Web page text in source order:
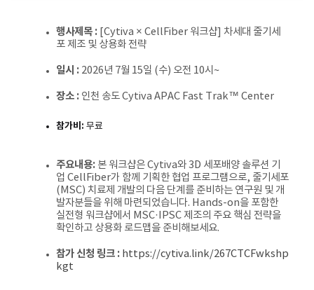
행사제목 : [Cytiva × CellFiber 워크샵] 차세대 줄기세
포 제조 및 상용화 전략
일시 : 2026년 7월 15일 (수) 오전 10시 ~
장소 : 인천 송도Cytiva APAC Fast Trak™ Center
참가비 : 무료
주요내용: 본 워크샵은Cytiva와3D 세포배양 솔루션 기
업 CellFiber가 함께 기획한 협업 프로그램으로, 줄기세포
(MSC) 치료제 개발의 다음 단계를 준비하는 연구원 및 개
발자분들을 위해 마련되었습니다. Hands-on을 포함한
실전형 워크샵에서 MSC· IPSC제조의 주요 핵심 전략을
확인하고 상용화 로드맵을 준비해보세요.
참가 신청 링크 : https://cytiva.link/267CTCFwkshp
kgt